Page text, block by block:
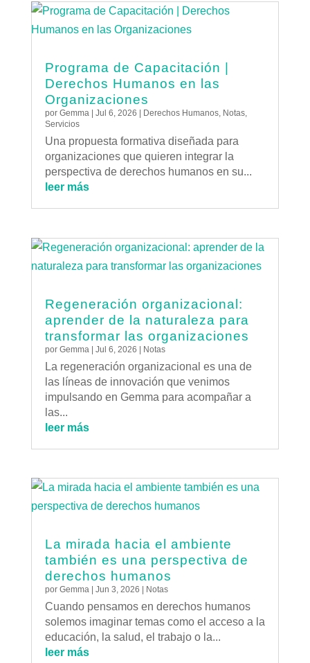
Programa de Capacitación |
Derechos Humanos en las
Organizaciones
por Gemma| Jul 6, 2026 Derechos Humanos, Notas,
Servicios
Una propuesta formativa diseñada para
organizaciones que quieren integrar la
perspectiva de derechos humanos en su...
leer más
Regeneración organizacional:
aprender de la naturaleza para
transformar las organizaciones
por Gemma | Jul 6, 2026 | Notas
La regeneración organizacional es una de
las líneas de innovación que venimos
impulsando en Gemma para acompañar a
las...
leer más
La mirada hacia el ambiente
también es una perspectiva de
derechos humanos
por Gemma | Jun 3, 2026 | Notas
Cuando pensamos en derechos humanos
solemos imaginar temas como el acceso a la
educación, la salud, el trabajo o la...
leer más